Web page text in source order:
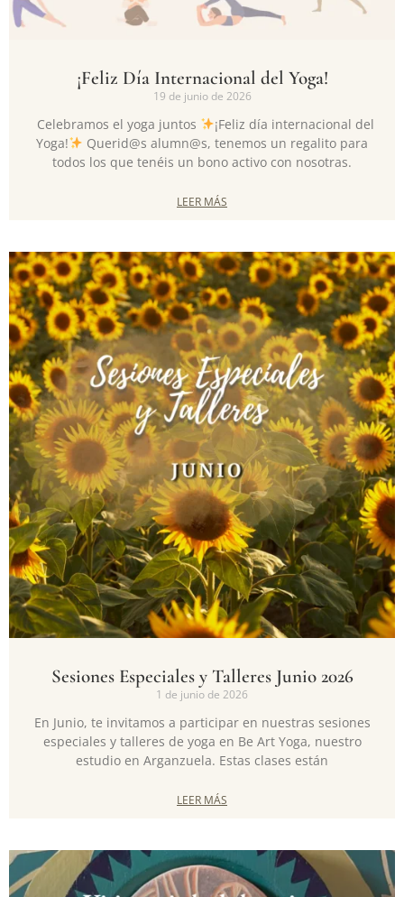
¡Feliz Día Internacional del Yoga!
19 de junio de 2026
Celebramos el yoga juntos
¡Feliz día internacional del
Yoga!
Querid@s alumn@s, tenemos un regalito para
todos los que tenéis un bono activo con nosotras.
LEER MÁS
Sesiones Especiales y Talleres Junio 2026
1 de junio de 2026
En Junio, te invitamos a participar en nuestras sesiones
especiales y talleres de yoga en Be Art Yoga, nuestro
estudio en Arganzuela. Estas clases están
LEER MÁS